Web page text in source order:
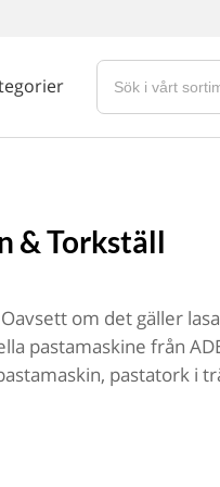
& Torkställ
om det gäller
pastamaskine från
pastatork i